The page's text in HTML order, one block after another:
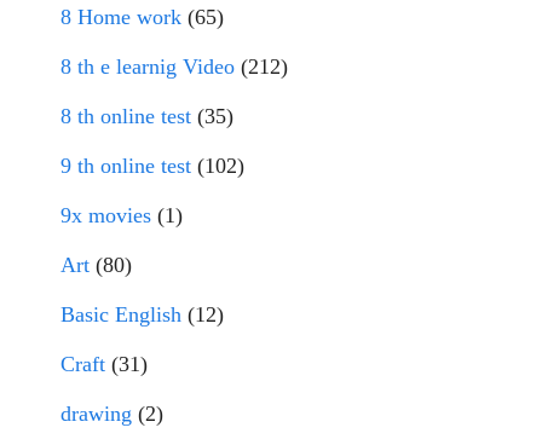
8 Home work (65)
8 th e learnig Video (212)
8 th online test (35)
9 th online test (102)
9x movies (1)
Art (80)
Basic English (12)
Craft (31)
drawing (2)